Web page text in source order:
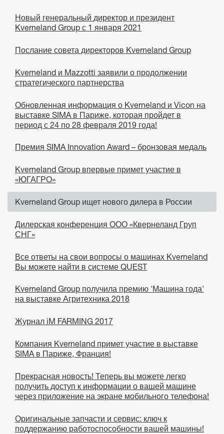
Новый генеральный директор и президент
Kverneland Group с 1 января 2021
Послание совета директоров Kverneland Group
Kverneland и Mazzotti заявили о продолжении
стратегического партнерства
Обновленная информация о Kverneland и Vicon на
выставке SIMA в Париже, которая пройдет в
период с 24 по 28 февраля 2019 года!
Премия SIMA Innovation Award – бронзовая медаль
Kverneland Group впервые примет участие в
«ЮГАГРО»
Kverneland Group ищет нового дилера в России
Дилерская конференция ООО «Квернеланд Груп
СНГ»
Все ответы на свои вопросы о машинах Kverneland
Вы можете найти в системе QUEST
Kverneland Group получила премию 'Машина года'
на выставке Агритехника 2018
Журнал iM FARMING 2017
Компания Kverneland примет участие в выставке
SIMA в Париже, Франция!
Прекрасная новость! Теперь вы можете легко
получить доступ к информации о вашей машине
через приложение на экране мобильного телефона!
Оригинальные запчасти и сервис: ключ к
поддержанию работоспособности вашей машины!